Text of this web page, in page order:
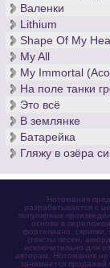
Валенки
Lithium
Shape Of My
My All
My Immortal
На поле танки
Это всё
В землянке
Батарейка
Гляжу в озёра
Нотомания
разрабатывается с
популярных
основе в
фортепиано,
(тексты песен,
исключительно для
авторам. Нотомания не
занимается продажей